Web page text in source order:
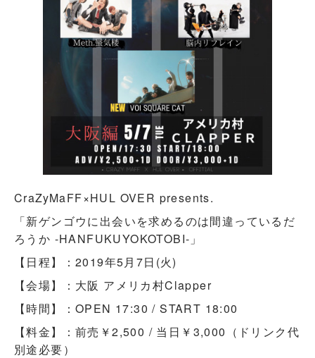
CraZyMaFF×HUL OVER presents.
「新ゲンゴウに出会いを求めるのは間違っているだ
ろうか -HANFUKUYOKOTOBI-」
【日程】：2019年5月7日(火)
【会場】：大阪 アメリカ村Clapper
【時間】：OPEN 17:30 / START 18:00
【料金】：前売￥2,500 / 当日￥3,000（ドリンク代
別途必要）